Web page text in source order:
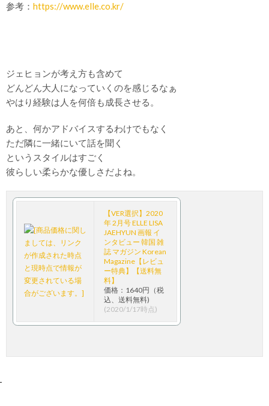
参考： https://www.elle.co.kr/
ジェヒョンが考え方も含めて
どんどん大人になっていくのを感じるなぁ
やはり経験は人を何倍も成長させる。
あと、何かアドバイスするわけでもなく
ただ隣に一緒にいて話を聞く
というスタイルはすごく
彼らしい柔らかな優しさだよね。
【VER選択】2020
年 2月号 ELLE LISA
JAEHYUN 画報 イ
ンタビュー 韓国 雑
誌 マガジン Korean
Magazine【レビュ
ー特典】【送料無
料】
価格：1640円（税
込、送料無料)
(2020/1/17時点)